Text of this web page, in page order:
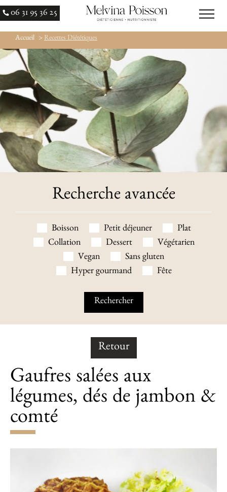
06 31 95 36 25
Accueil > Recettes Diététiques
Recherche avancée
Boisson Petit déjeuner
Plat
Collation
Dessert
Végétarien
Vegan
Sans gluten
Hyper gourmand
Fête
Retour
Gaufres salées aux
légumes, dés de jambon &
comté